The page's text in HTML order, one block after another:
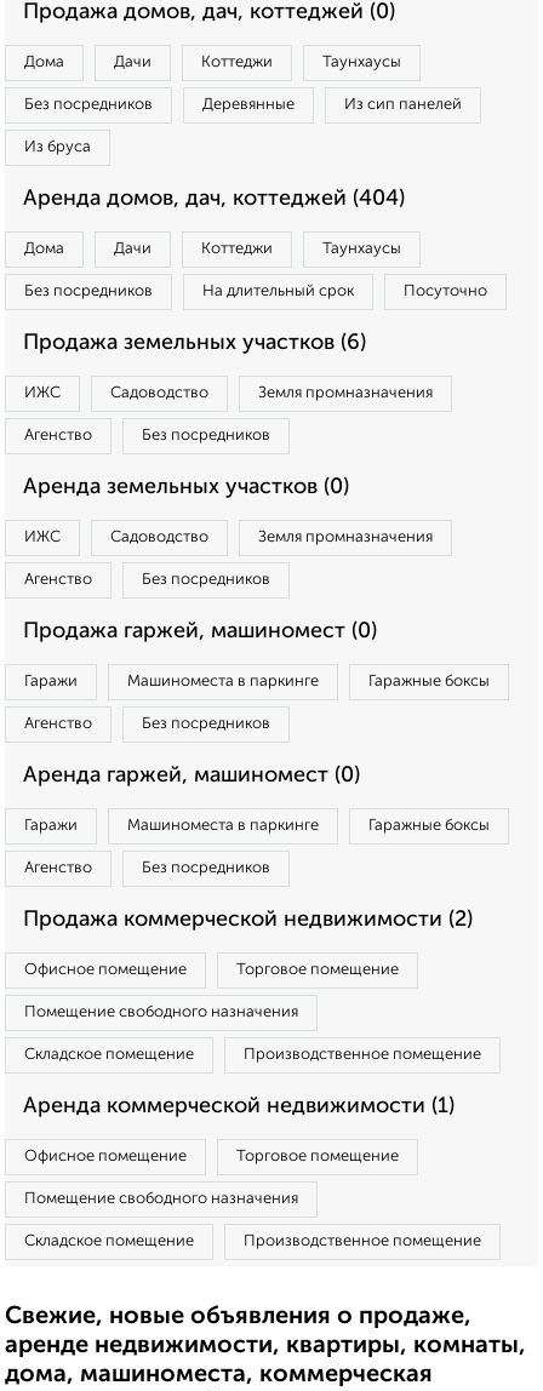
Продажа домов, дач, коттеджей (0)
Дома Дачи Коттеджи Таунхаусы
Без посредников Деревянные Из сип панелей
Из бруса
Аренда домов, дач, коттеджей (404)
Дома Дачи Коттеджи Таунхаусы
Без посредников На длительный срок Посуточно
Продажа земельных участков (6)
ИЖС Садоводство Земля промназначения
Агенство Без посредников
Аренда земельных участков (0)
ИЖС Садоводство Земля промназначения
Агенство Без посредников
Продажа гаржей, машиномест (0)
Гаражи Машиноместа в паркинге Гаражные боксы
Агенство Без посредников
Аренда гаржей, машиномест (0)
Гаражи Машиноместа в паркинге Гаражные боксы
Агенство Без посредников
Продажа коммерческой недвижимости (2)
Офисное помещение Торговое помещение
Помещение свободного назначения
Складское помещение Производственное помещение
Аренда коммерческой недвижимости (1)
Офисное помещение Торговое помещение
Помещение свободного назначения
Складское помещение Производственное помещение
Свежие, новые объявления о продаже,
аренде недвижимости, квартиры, комнаты,
дома, машиноместа, коммерческая